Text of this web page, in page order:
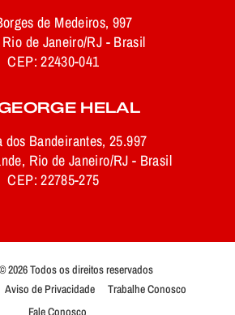
de Medeiros, 997
de Janeiro/RJ - Brasil
CEP: 22430-041
HELAL
dos Bandeirantes, 25.997
Rio de Janeiro/RJ - Brasil
CEP: 22785-275
2026 Todos os direitos reservados
Aviso de Privacidade
Trabalhe Conosco
Fale Conosco